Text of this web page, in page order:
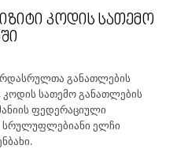
ᲙᲝᲓᲘᲡ ᲡᲐᲗᲔᲛᲝ
განათლების
კოდის სათემო განათლების
ფედერაციული
სრულუფლებიანი ელჩი